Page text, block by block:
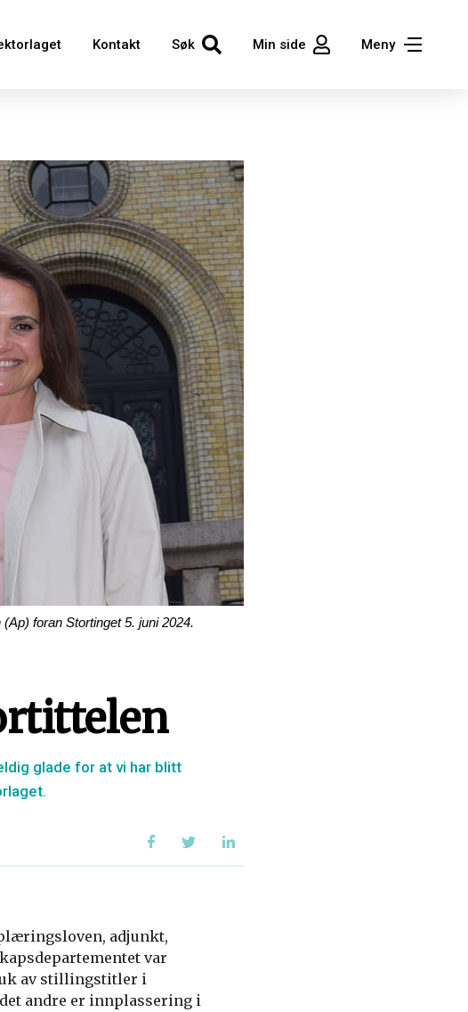
Kontakt Søk Min side Meny
foran Stortinget 5. juni 2024.
glade for at vi har blitt
adjunkt,
var
av stillingstitler i
andre er innplassering i